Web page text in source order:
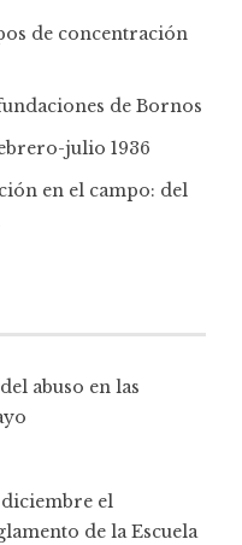
de concentración
de Bornos
julio 1936
en el campo: del
abuso en las
el
de la Escuela